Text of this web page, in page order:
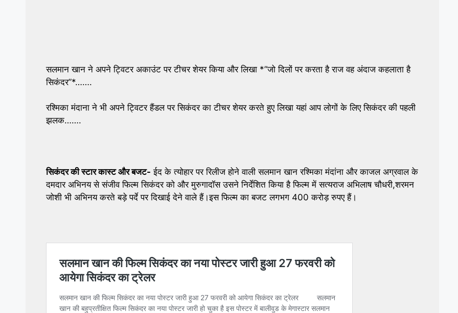
सलमान खान ने अपने ट्विटर अकाउंट पर टीचर शेयर किया और लिखा *”जो दिलों पर करता है राज वह अंदाज कहलाता है
सिकंदर”*…….
रश्मिका मंदाना ने भी अपने ट्विटर हैंडल पर सिकंदर का टीचर शेयर करते हुए लिखा यहां आप लोगों के लिए सिकंदर की पहली
झलक…….
सिकंदर की स्टार कास्ट और बजट- ईद के त्योहार पर रिलीज होने वाली सलमान खान रश्मिका मंदांना और काजल अग्रवाल के
दमदार अभिनय से संजीव फिल्म सिकंदर को और मुरुगादॉस उसने निर्देशित किया है फिल्म में सत्यराज अभिलाष चौधरी,शरमन
जोशी भी अभिनय करते बड़े पर्दे पर दिखाई देने वाले हैं।इस फिल्म का बजट लगभग 400 करोड़ रुपए हैं।